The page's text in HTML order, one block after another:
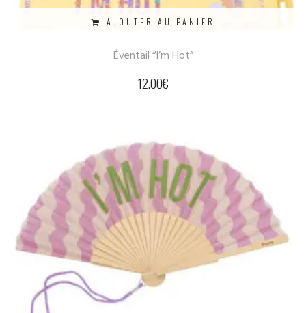
AJOUTER AU PANIER
Éventail “I’m Hot”
12.00€